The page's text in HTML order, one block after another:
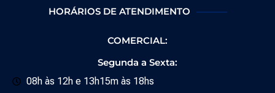
HORÁRIOS DE ATENDIMENTO
COMERCIAL:
Segunda a Sexta:
08h às 12h e 13h15m às 18hs